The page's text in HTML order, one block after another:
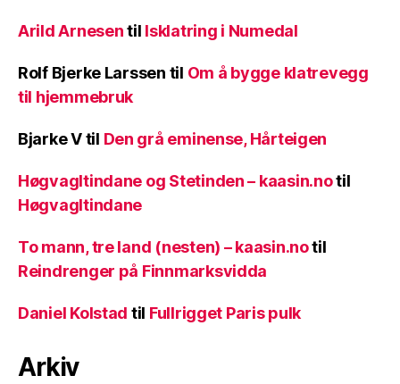
Arild Arnesentil Isklatring i Numedal
Rolf Bjerke Larssen til Om å bygge klatrevegg
til hjemmebruk
Bjarke Vtil Den grå eminense, Hårteigen
Høgvagltindane og Stetinden – kaasin.notil
Høgvagltindane
To mann, tre land (nesten) – kaasin.notil
Reindrenger på Finnmarksvidda
Daniel Kolstad til Fullrigget Paris pulk
Arkiv